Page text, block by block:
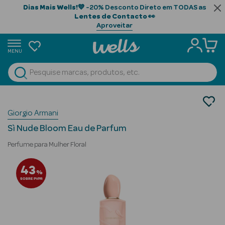
Dias Mais Wells!💙 -20% Desconto Direto em TODAS as
Lentes de Contacto👀
Aproveitar
MENU
Ver Tudo
Beauty Season
Cabelo
Profissional
Beauty Season
Cosmética
Perfumes Mulher
Eau de Parfum
Giorgio Armani
Sì Nude Bloom Eau de Parfum
Perfume para Mulher Floral
43%
SOBRE PVPR